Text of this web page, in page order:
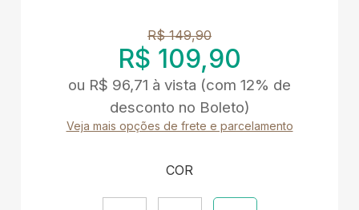
R$ 149,90
R$ 109,90
ou R$ 96,71 à vista (com 12% de
desconto no Boleto)
Veja mais opções de frete e parcelamento
COR